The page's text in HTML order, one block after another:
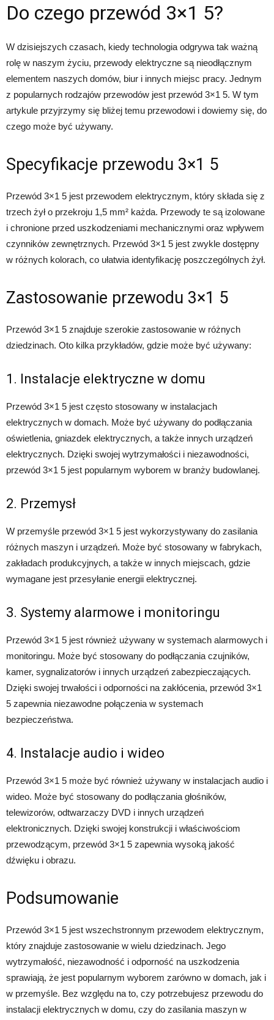
Do czego przewód 3×1 5?
W dzisiejszych czasach, kiedy technologia odgrywa tak ważną
rolę w naszym życiu, przewody elektryczne są nieodłącznym
elementem naszych domów, biur i innych miejsc pracy. Jednym
z popularnych rodzajów przewodów jest przewód 3×1 5. W tym
artykule przyjrzymy się bliżej temu przewodowi i dowiemy się, do
czego może być używany.
Specyfikacje przewodu 3×1 5
Przewód 3×1 5 jest przewodem elektrycznym, który składa się z
trzech żył o przekroju 1,5 mm² każda. Przewody te są izolowane
i chronione przed uszkodzeniami mechanicznymi oraz wpływem
czynników zewnętrznych. Przewód 3×1 5 jest zwykle dostępny
w różnych kolorach, co ułatwia identyfikację poszczególnych żył.
Zastosowanie przewodu 3×1 5
Przewód 3×1 5 znajduje szerokie zastosowanie w różnych
dziedzinach. Oto kilka przykładów, gdzie może być używany:
1. Instalacje elektryczne w domu
Przewód 3×1 5 jest często stosowany w instalacjach
elektrycznych w domach. Może być używany do podłączania
oświetlenia, gniazdek elektrycznych, a także innych urządzeń
elektrycznych. Dzięki swojej wytrzymałości i niezawodności,
przewód 3×1 5 jest popularnym wyborem w branży budowlanej.
2. Przemysł
W przemyśle przewód 3×1 5 jest wykorzystywany do zasilania
różnych maszyn i urządzeń. Może być stosowany w fabrykach,
zakładach produkcyjnych, a także w innych miejscach, gdzie
wymagane jest przesyłanie energii elektrycznej.
3. Systemy alarmowe i monitoringu
Przewód 3×1 5 jest również używany w systemach alarmowych i
monitoringu. Może być stosowany do podłączania czujników,
kamer, sygnalizatorów i innych urządzeń zabezpieczających.
Dzięki swojej trwałości i odporności na zakłócenia, przewód 3×1
5 zapewnia niezawodne połączenia w systemach
bezpieczeństwa.
4. Instalacje audio i wideo
Przewód 3×1 5 może być również używany w instalacjach audio i
wideo. Może być stosowany do podłączania głośników,
telewizorów, odtwarzaczy DVD i innych urządzeń
elektronicznych. Dzięki swojej konstrukcji i właściwościom
przewodzącym, przewód 3×1 5 zapewnia wysoką jakość
dźwięku i obrazu.
Podsumowanie
Przewód 3×1 5 jest wszechstronnym przewodem elektrycznym,
który znajduje zastosowanie w wielu dziedzinach. Jego
wytrzymałość, niezawodność i odporność na uszkodzenia
sprawiają, że jest popularnym wyborem zarówno w domach, jak i
w przemyśle. Bez względu na to, czy potrzebujesz przewodu do
instalacji elektrycznych w domu, czy do zasilania maszyn w